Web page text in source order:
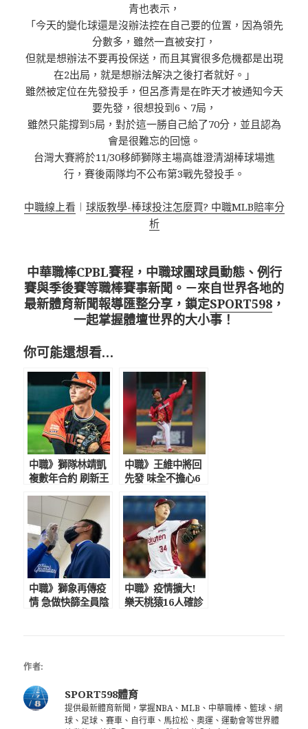
青也表示，
「今天的變化球還是沒辦法控在自己要的位置，因為領先
分數多，雖然一直被安打，
但就是想辦法不要再投保送，而且其實很多危機都是出現
在2出局，就是想辦法解決之後打者就好。」
雖然被定位在先發投手，但呂彥青是在昨天才被通知今天
要先發，很想投到6、7局，
雖然只能撐到5局，對於這一勝自己給了70分，並且認為
會是很難忘的回憶。
台灣大賽將於11/30移師獅隊主場高雄澄清湖棒球場進
行，賽後兩隊均不公布第3戰先發投手。
中職線上看 ︱ 球版教學-棒球投注怎麼買? 中職MLB賠率分
析
中華職棒CPBL賽程，中職球團球員動態、例行
賽與季後賽等職棒賽事新聞。－來自世界各地的
最新體育新聞報導匯整分享，鎖定SPORT598，
一起掌握體壇世界的大小事！
你可能還想看…
中職》獅隊林靖凱
複數年合約 刷新王
中職》王維中將回
先發 味全不擔心6
中職》獅象再傳疫
情 急做快篩全員陰
中職》疫情擴大!
樂天桃猿16人確診
作者:
SPORT598體育
提供最新體育新聞，掌握NBA、MLB、中華職棒、籃球、網
球、足球、賽車、自行車、馬拉松、奧運、運動會等世界體